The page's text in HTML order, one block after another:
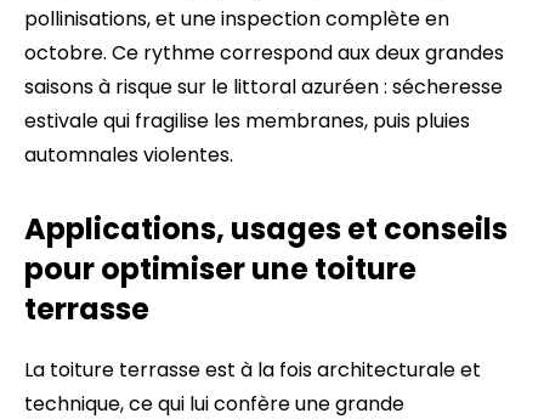
pollinisations, et une inspection complète en
octobre. Ce rythme correspond aux deux grandes
saisons à risque sur le littoral azuréen : sécheresse
estivale qui fragilise les membranes, puis pluies
automnales violentes.
Applications, usages et conseils
pour optimiser une toiture
terrasse
La toiture terrasse est à la fois architecturale et
technique, ce qui lui confère une grande